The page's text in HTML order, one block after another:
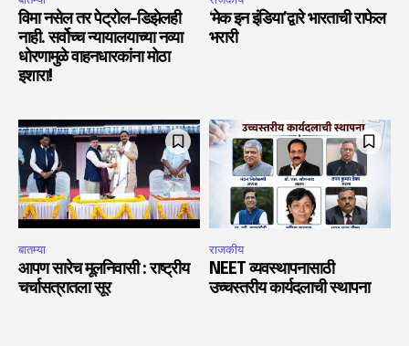
विमा नसेल तर पेट्रोल-डिझेलही
नाही. सर्वोच्च न्यायालयाच्या नव्या
धोरणामुळे वाहनधारकांना मोठा
इशारा!
‘मेक इन इंडिया’द्वारे भारताची राफेल
भरारी
बातम्या
आपण सारेच मूलनिवासी : राष्ट्रीय
चर्चासत्रातला सूर
राजकीय
NEET व्यवस्थापनासाठी
उच्चस्तरीय कार्यदलाची स्थापना